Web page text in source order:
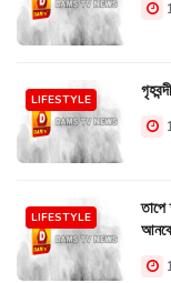
LIFESTYLE
LIFESTYLE